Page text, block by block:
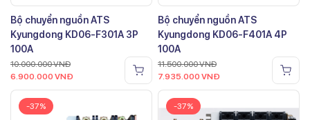
Bộ chuyển nguồn ATS
Kyungdong KD06-F301A 3P
100A
10.000.000VNĐ
6.900.000 VNĐ
Bộ chuyển nguồn ATS
Kyungdong KD06-F401A 4P
100A
11.500.000VNĐ
7.935.000 VNĐ
-37% -37%